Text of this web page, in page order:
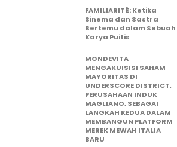
FAMILIARITÉ: Ketika
Sinema dan Sastra
Bertemu dalam Sebuah
Karya Puitis
MONDEVITA
MENGAKUISISI SAHAM
MAYORITAS DI
UNDERSCORE DISTRICT,
PERUSAHAAN INDUK
MAGLIANO, SEBAGAI
LANGKAH KEDUA DALAM
MEMBANGUN PLATFORM
MEREK MEWAH ITALIA
BARU